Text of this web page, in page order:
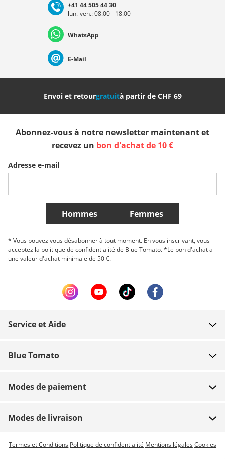
Deutschland Österreich
Nederland Italia (Italiano) Italien (Deutsch)
Slovenija België (Nederlands)
Belgique (Français) Danmark Norge
Plus de Pays
+41 44 505 44 30
lun.-ven.: 08:00 - 18:00
WhatsApp
E-Mail
Envoi et retourgratuità partir de CHF 69
Abonnez-vous à notre newsletter maintenant et
recevez un bon d'achat de 10 €
Adresse e-mail
Hommes Femmes
* Vous pouvez vous désabonner à tout moment. En vous inscrivant, vous
acceptez la politique de confidentialité de Blue Tomato. *Le bon d'achat a
une valeur d'achat minimale de 50 €.
Service et Aide
Paiement
Retours
Suivi commande
Blue Tomato
Emplois
Blue World
Modes de paiement
Modes de livraison
Livraison express possible
Termes et Conditions Politique de confidentialité Mentions légales Cookies